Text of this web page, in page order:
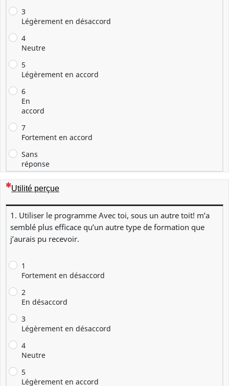
3
Légèrement en désaccord
4
Neutre
5
Légèrement en accord
6
En
accord
7
Fortement en accord
Sans
réponse
(Cette question est obligatoire)
Utilité perçue
1. Utiliser le programme Avec toi, sous un autre toit! m’a
semblé plus efficace qu’un autre type de formation que
j’aurais pu recevoir.
1
Fortement en désaccord
2
En désaccord
3
Légèrement en désaccord
4
Neutre
5
Légèrement en accord